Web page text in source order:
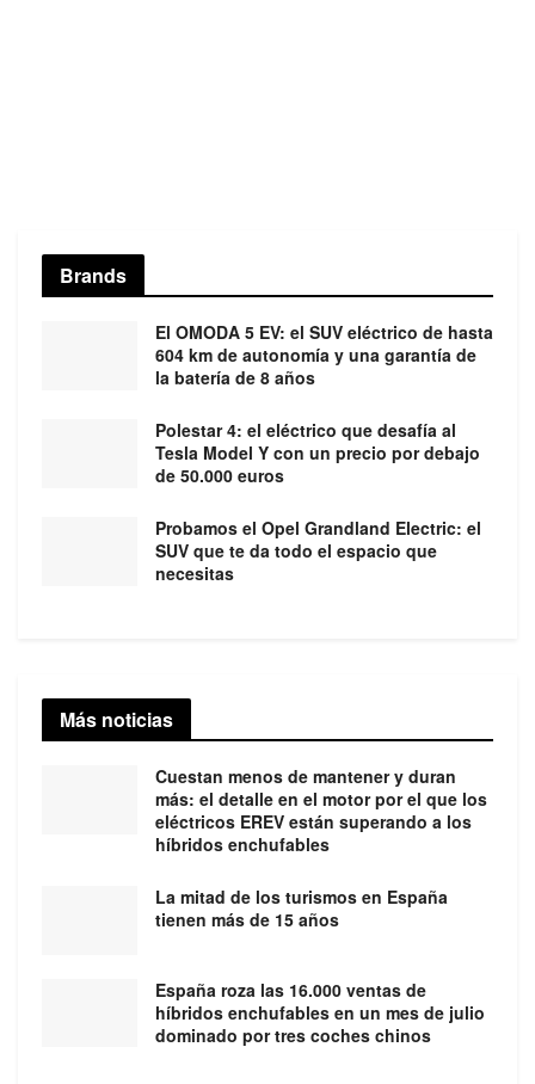
Brands
El OMODA 5 EV: el SUV eléctrico de hasta
604 km de autonomía y una garantía de
la batería de 8 años
Polestar 4: el eléctrico que desafía al
Tesla Model Y con un precio por debajo
de 50.000 euros
Probamos el Opel Grandland Electric: el
SUV que te da todo el espacio que
necesitas
Más noticias
Cuestan menos de mantener y duran
más: el detalle en el motor por el que los
eléctricos EREV están superando a los
híbridos enchufables
La mitad de los turismos en España
tienen más de 15 años
España roza las 16.000 ventas de
híbridos enchufables en un mes de julio
dominado por tres coches chinos